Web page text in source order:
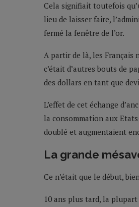
Cela signifiait toutefois
lieu de laisser faire,
fermé la fenêtre de l’or.
A partir de là, les Français
c’était d’autres bouts de
des dollars en tant que
L’effet de cet échange
la consommation aux
doublé et augmentaient
La grande
Ce n’était que le début,
10 ans plus tard, la